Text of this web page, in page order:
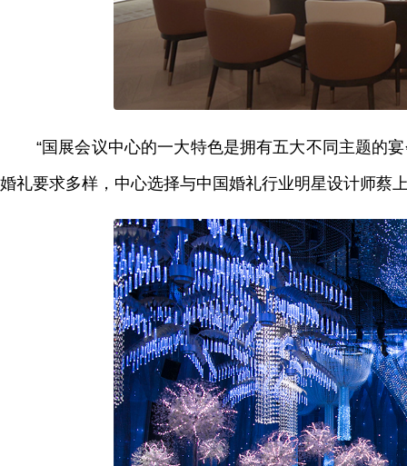
“国展会议中心的一大特色是拥有五大不同主题的
婚礼要求多样，中心选择与中国婚礼行业明星设计师蔡